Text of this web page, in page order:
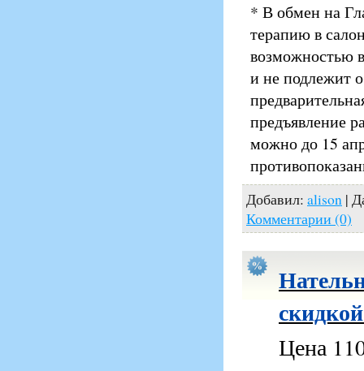
* В обмен на
терапию в
возможностью
и не подлежит
предъявление
можно до 15
Добавил: alison |
Комментарии (0)
Цена